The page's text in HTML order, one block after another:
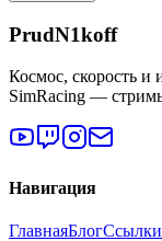
PrudN1koff
Космос, скорость
SimRacing —
Навигация
ГлавнаяБлогСсылки